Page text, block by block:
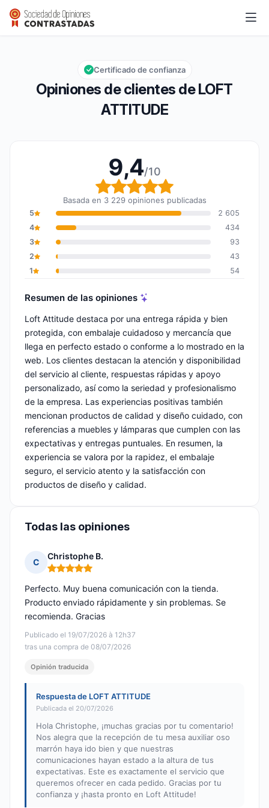
LOFT ATTITUDE
Calificación global: 9,4 de 10
9,4/10
Opiniones de clientes de LOFT
ATTITUDE
Certificado de confianza
9,4/10
Calificación global: 9,4
Basada en 3 229 opiniones publicadas
5
2 605
4
434
3
93
2
43
1
54
Resumen de las opiniones
Loft Attitude destaca por una entrega rápida y bien
protegida, con embalaje cuidadoso y mercancía que
llega en perfecto estado o conforme a lo mostrado en la
web. Los clientes destacan la atención y disponibilidad
del servicio al cliente, respuestas rápidas y apoyo
personalizado, así como la seriedad y profesionalismo
de la empresa. Las experiencias positivas también
mencionan productos de calidad y diseño cuidado, con
referencias a muebles y lámparas que cumplen con las
expectativas y entregas puntuales. En resumen, la
experiencia se valora por la rapidez, el embalaje
seguro, el servicio atento y la satisfacción con
productos de diseño y calidad.
Todas las opiniones
C
Christophe B.
Nota: 5 de 5
Publicado el 19/07/2026 à 12h37
tras una compra de 08/07/2026
Perfecto. Muy buena comunicación con la tienda.
Producto enviado rápidamente y sin problemas. Se
recomienda. Gracias
Opinión traducida
Respuesta de LOFT ATTITUDE
Publicada el 20/07/2026
Hola Christophe, ¡muchas gracias por tu comentario!
Nos alegra que la recepción de tu mesa auxiliar oso
marrón haya ido bien y que nuestras
comunicaciones hayan estado a la altura de tus
expectativas. Este es exactamente el servicio que
queremos ofrecer en cada pedido. Gracias por tu
confianza y ¡hasta pronto en Loft Attitude!